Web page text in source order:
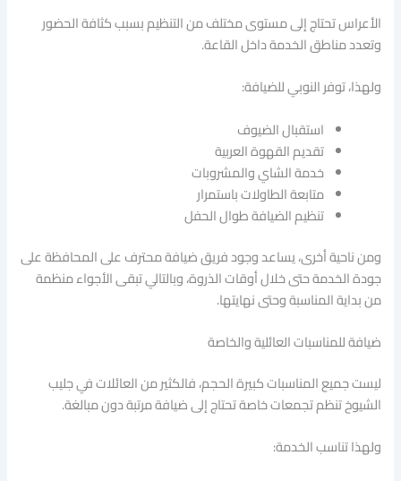
الأعراس تحتاج إلى مستوى مختلف من التنظيم بسبب كثافة الحضور
وتعدد مناطق الخدمة داخل القاعة.
ولهذا، توفر النوبي للضيافة:
استقبال الضيوف
تقديم القهوة العربية
خدمة الشاي والمشروبات
متابعة الطاولات باستمرار
تنظيم الضيافة طوال الحفل
ومن ناحية أخرى، يساعد وجود فريق ضيافة محترف على المحافظة على
جودة الخدمة حتى خلال أوقات الذروة، وبالتالي تبقى الأجواء منظمة
من بداية المناسبة وحتى نهايتها.
ضيافة للمناسبات العائلية والخاصة
ليست جميع المناسبات كبيرة الحجم، فالكثير من العائلات في جليب
الشيوخ تنظم تجمعات خاصة تحتاج إلى ضيافة مرتبة دون مبالغة.
ولهذا تناسب الخدمة: